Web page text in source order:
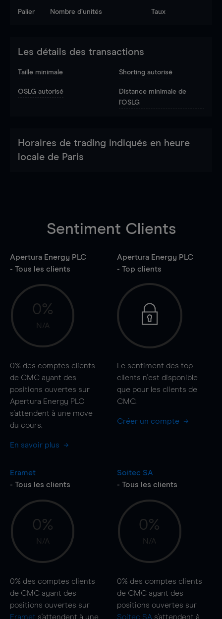
Palier Nombre d’unités Taux
Les détails des transactions
Taille minimale Shorting autorisé
OSLG autorisé
Distance minimale de
l'OSLG
Horaires de trading indiqués en heure
locale de Paris
Sentiment Clients
Apertura Energy PLC
- Tous les clients
0%
N/A
0% des comptes clients
de CMC ayant des
positions ouvertes sur
Apertura Energy PLC
s'attendent à une move
du cours.
En savoir plus
Apertura Energy PLC
- Top clients
Le sentiment des top
clients n'est disponible
que pour les clients de
CMC.
Créer un compte
Eramet
- Tous les clients
0%
N/A
0% des comptes clients
de CMC ayant des
positions ouvertes sur
Eramet s'attendent à une
Soitec SA
- Tous les clients
0%
N/A
0% des comptes clients
de CMC ayant des
positions ouvertes sur
Soitec SA s'attendent à